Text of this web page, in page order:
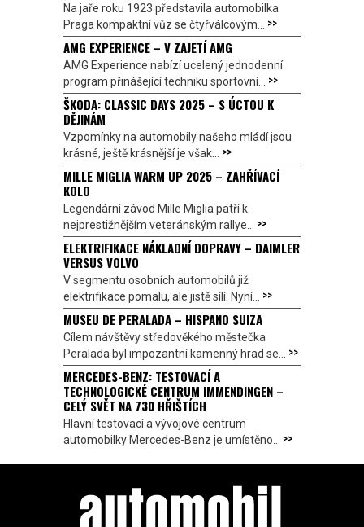
Na jaře roku 1923 představila automobilka
Praga kompaktní vůz se čtyřválcovým... >>
AMG EXPERIENCE – V ZAJETÍ AMG
AMG Experience nabízí ucelený jednodenní
program přinášející techniku sportovní... >>
ŠKODA: CLASSIC DAYS 2025 – S ÚCTOU K
DĚJINÁM
Vzpomínky na automobily našeho mládí jsou
krásné, ještě krásnější je však... >>
MILLE MIGLIA WARM UP 2025 – ZAHŘÍVACÍ
KOLO
Legendární závod Mille Miglia patří k
nejprestižnějším veteránským rallye... >>
ELEKTRIFIKACE NÁKLADNÍ DOPRAVY – DAIMLER
VERSUS VOLVO
V segmentu osobních automobilů již
elektrifikace pomalu, ale jistě sílí. Nyní... >>
MUSEU DE PERALADA – HISPANO SUIZA
Cílem návštěvy středověkého městečka
Peralada byl impozantní kamenný hrad se... >>
MERCEDES-BENZ: TESTOVACÍ A
TECHNOLOGICKÉ CENTRUM IMMENDINGEN –
CELÝ SVĚT NA 730 HŘIŠTÍCH
Hlavní testovací a vývojové centrum
automobilky Mercedes-Benz je umístěno... >>